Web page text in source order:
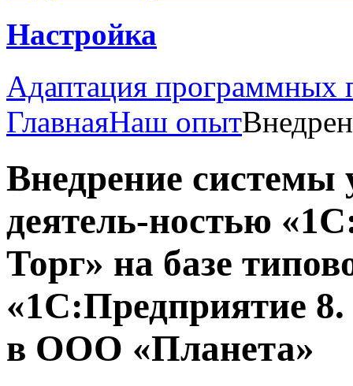
Настройка
Адаптация программных
ГлавнаяНаш опыт
Внедрение системы
деятель-ностью
Торг» на базе
«1С:Предприятие 8.
в ООО «Планета»